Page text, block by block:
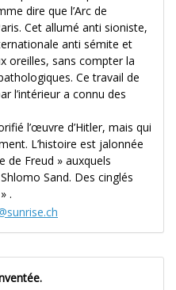
dire que l’Arc de
Cet allumé anti sioniste,
anti sémite et
oreilles, sans compter la
Ce travail de
l’intérieur a connu des
l’œuvre d’Hitler, mais qui
L’histoire est jalonnée
de Freud » auxquels
Sand. Des cinglés
.